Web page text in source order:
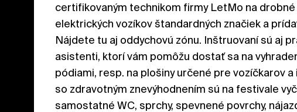
certifikovaným technikom firmy LetMo na drobné
elektrických vozíkov štandardných značiek a
Nájdete tu aj oddychovú zónu. Inštruovaní sú aj
asistenti, ktorí vám pomôžu dostať sa na
pódiami, resp. na plošiny určené pre vozíčkarov
so zdravotným znevýhodnením sú na festivale
samostatné WC, sprchy, spevnené povrchy,